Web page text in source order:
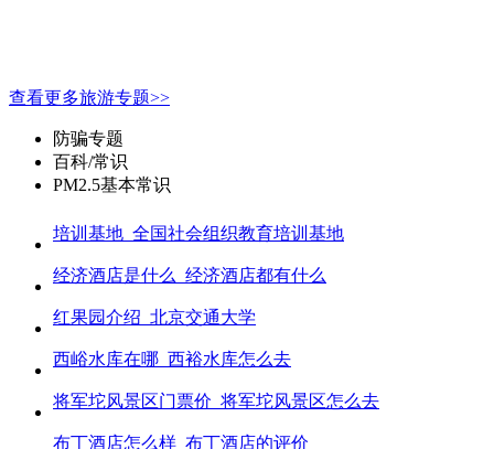
查看更多旅游专题>>
防骗专题
百科/常识
PM2.5基本常识
培训基地_全国社会组织教育培训基地
经济酒店是什么_经济酒店都有什么
红果园介绍_北京交通大学
西峪水库在哪_西裕水库怎么去
将军坨风景区门票价_将军坨风景区怎么去
布丁酒店怎么样_布丁酒店的评价